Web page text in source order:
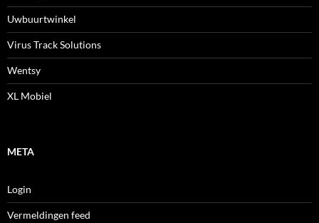
Uwbuurtwinkel
Virus Track Solutions
Wentsy
XL Mobiel
META
Login
Vermeldingen feed